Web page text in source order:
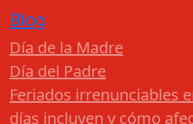
Blog
Día de la Madre
Día del Padre
Feriados irrenunciables
días incluyen y cómo